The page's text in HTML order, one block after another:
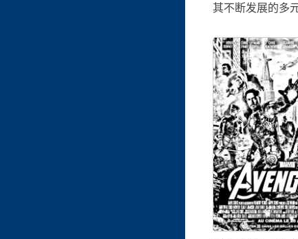
其不断发展的多